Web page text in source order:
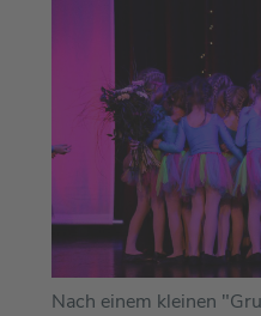
Nach einem kleinen